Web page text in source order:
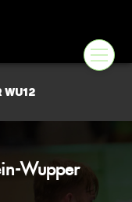
Wupper